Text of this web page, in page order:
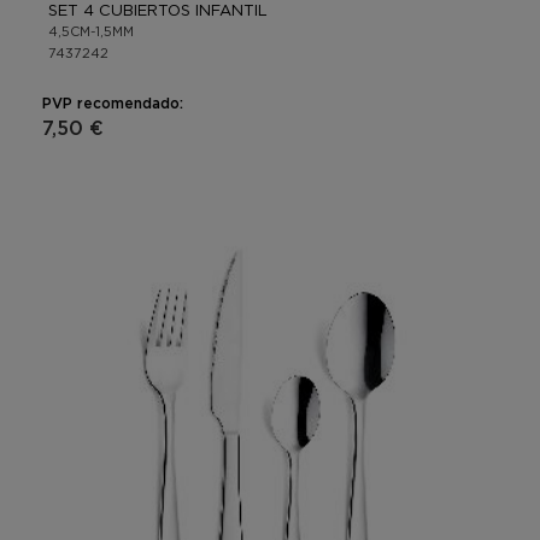
SET 4 CUBIERTOS INFANTIL
4,5CM-1,5MM
7437242
PVP recomendado:
7,50 €